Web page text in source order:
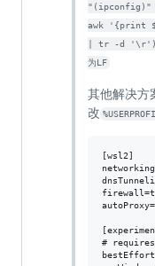
"(ipconfig)"
awk '{print
| tr -d '\r') #
为LF
其他解决方
改
[wsl2]
# requires